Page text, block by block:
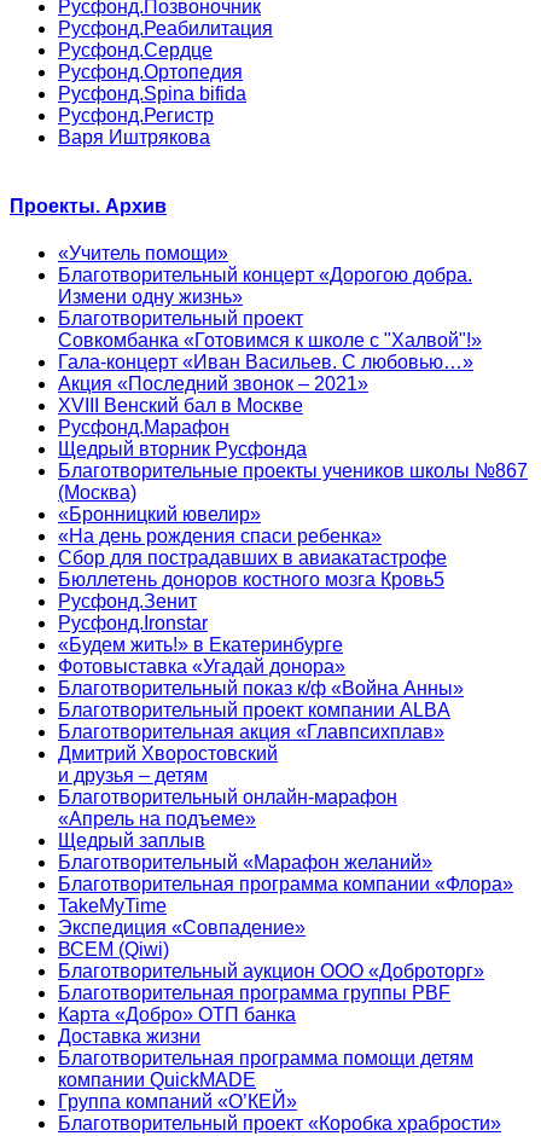
Русфонд.Позвоночник
Русфонд.Реабилитация
Русфонд.Сердце
Русфонд.Ортопедия
Русфонд.Spina bifida
Русфонд.Регистр
Варя Иштрякова
Проекты. Архив
«Учитель помощи»
Благотворительный концерт «Дорогою добра.
Измени одну жизнь»
Благотворительный проект
Совкомбанка «Готовимся к школе с "Халвой"!»
Гала-концерт «Иван Васильев. С любовью…»
Акция «Последний звонок – 2021»
XVIII Венский бал в Москве
Русфонд.Марафон
Щедрый вторник Русфонда
Благотворительные проекты учеников школы №867
(Москва)
«Бронницкий ювелир»
«На день рождения спаси ребенка»
Сбор для пострадавших в авиакатастрофе
Бюллетень доноров костного мозга Кровь5
Русфонд.Зенит
Русфонд.Ironstar
«Будем жить!» в Екатеринбурге
Фотовыставка «Угадай донора»
Благотворительный показ к/ф «Война Анны»
Благотворительный проект компании ALBA
Благотворительная акция «Главпсихплав»
Дмитрий Хворостовский
и друзья – детям
Благотворительный онлайн‑марафон
«Апрель на подъеме»
Щедрый заплыв
Благотворительный «Марафон желаний»
Благотворительная программа компании «Флора»
TakeMyTime
Экспедиция «Совпадение»
ВСЕМ (Qiwi)
Благотворительный аукцион ООО «Доброторг»
Благотворительная программа группы PBF
Карта «Добро» ОТП банка
Доставка жизни
Благотворительная программа помощи детям
компании QuickMADE
Группа компаний «О’КЕЙ»
Благотворительный проект «Коробка храбрости»